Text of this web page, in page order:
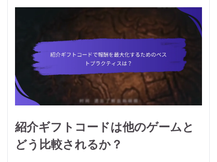
紹介ギフトコードは他のゲームと
どう比較されるか？